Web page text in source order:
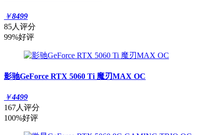
￥8499
85人评分
99%好评
影驰GeForce RTX 5060 Ti 魔刃MAX OC
￥4499
167人评分
100%好评